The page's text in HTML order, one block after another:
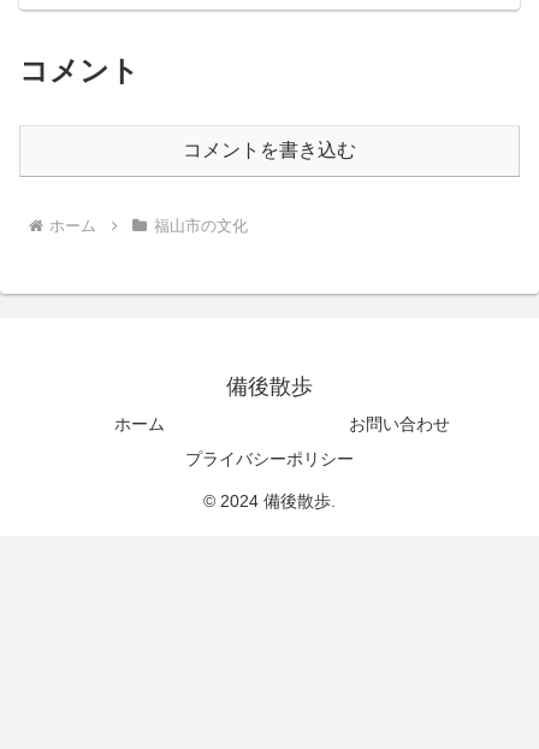
コメント
コメントを書き込む
ホーム 福山市の文化
備後散歩
ホーム
お問い合わせ
プライバシーポリシー
© 2024 備後散歩.